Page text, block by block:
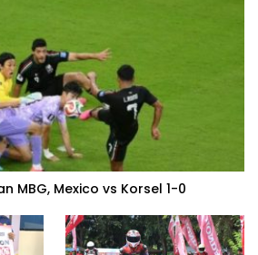
MBG, Mexico vs Korsel 1-0